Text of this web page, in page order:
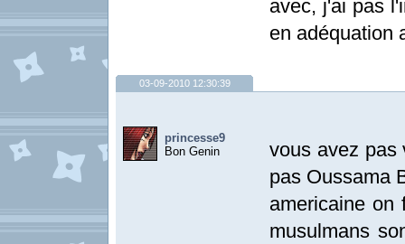
avec, j'ai pas
en adéquation
03-09-2010 12:30:39
princesse9
Bon Genin
vous avez pas
pas Oussama
americaine on
musulmans